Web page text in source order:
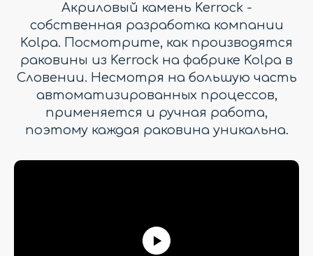
Акриловый камень Kerrock -
собственная разработка компании
Kolpa. Посмотрите, как производятся
раковины из Kerrock на фабрике Kolpa в
Словении. Несмотря на большую часть
автоматизированных процессов,
применяется и ручная работа,
поэтому каждая раковина уникальна.